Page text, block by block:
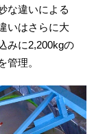
な違いによる
いはさらに大
みに2,200kgの
理。